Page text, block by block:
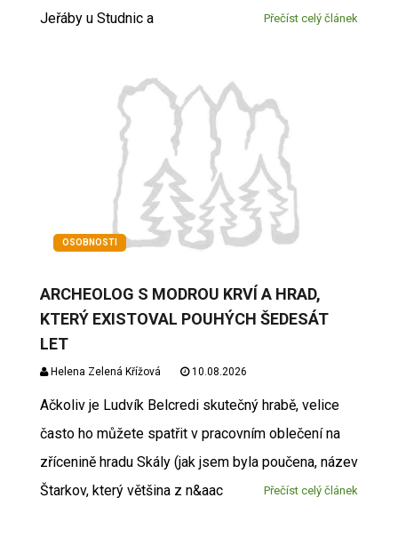
Jeřáby u Studnic a
Přečíst celý článek
OSOBNOSTI
ARCHEOLOG S MODROU KRVÍ A HRAD,
KTERÝ EXISTOVAL POUHÝCH ŠEDESÁT
LET
Helena Zelená Křížová 10.08.2026
Ačkoliv je Ludvík Belcredi skutečný hrabě, velice
často ho můžete spatřit v pracovním oblečení na
zřícenině hradu Skály (jak jsem byla poučena, název
Štarkov, který většina z n&aac
Přečíst celý článek